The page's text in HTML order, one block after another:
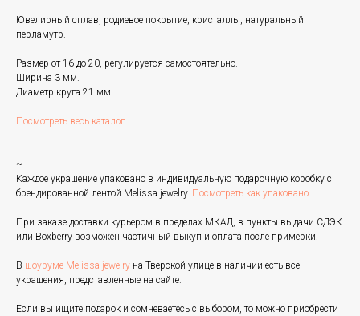
Ювелирный сплав, родиевое покрытие, кристаллы, натуральный
перламутр.
Размер от 16 до 20, регулируется самостоятельно.
Ширина 3 мм.
Диаметр круга 21 мм.
Посмотреть весь каталог
~
Каждое украшение упаковано в индивидуальную подарочную коробку с
брендированной лентой Melissa jewelry. Посмотреть как упаковано
При заказе доставки курьером в пределах МКАД, в пункты выдачи СДЭК
или Boxberry возможен частичный выкуп и оплата после примерки.
В шоуруме Melissa jewelry на Тверской улице в наличии есть все
украшения, представленные на сайте.
Если вы ищите подарок и сомневаетесь с выбором, то можно приобрести